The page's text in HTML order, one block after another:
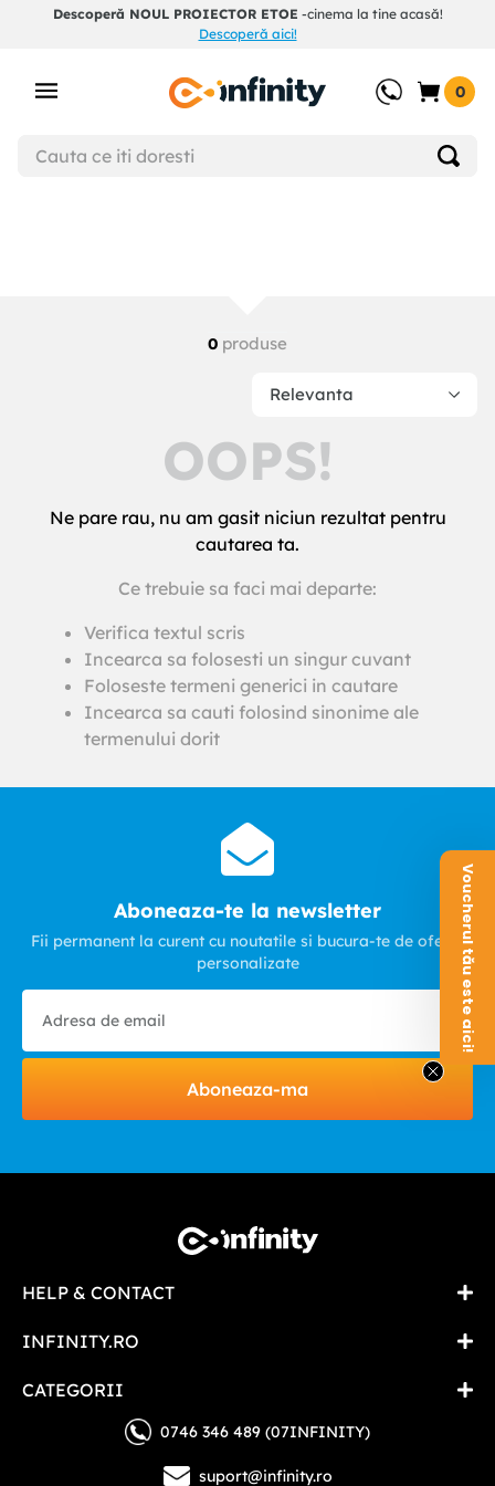
Descoperă NOUL PROIECTOR ETOE -cinema la tine acasă!
Descoperă aici!
0
0 produse
Relevanta
OOPS!
Ne pare rau, nu am gasit niciun rezultat pentru
cautarea ta.
Ce trebuie sa faci mai departe:
Verifica textul scris
Incearca sa folosesti un singur cuvant
Foloseste termeni generici in cautare
Incearca sa cauti folosind sinonime ale
termenului dorit
Aboneaza-te la newsletter
Fii permanent la curent cu noutatile si bucura-te de oferte
personalizate
Aboneaza-ma
HELP & CONTACT
INFINITY.RO
CATEGORII
0746 346 489 (07INFINITY)
suport@infinity.ro
Voucherul tău este aici!